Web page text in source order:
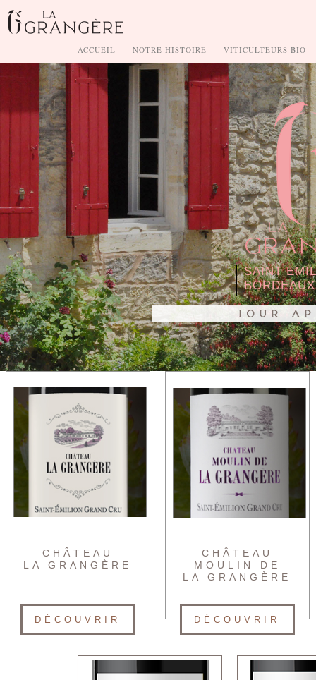
SAINT
ACCUEIL NOTRE HISTOIRE VITICULTEURS BIO
CHÂTEAU
MOULIN DE
LA GRANGÈRE
DÉCOUVRIR
CHÂTEAU
LA GRANGÈRE
DÉCOUVRIR